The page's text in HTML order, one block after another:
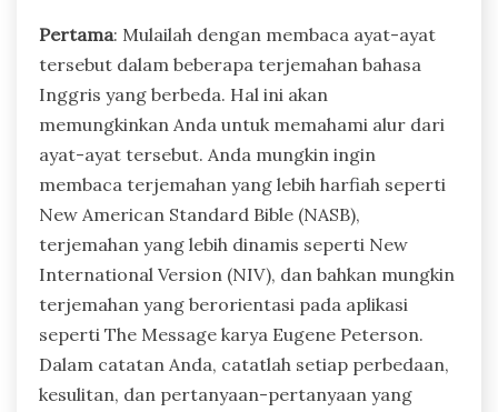
Pertama: Mulailah dengan membaca ayat-ayat
tersebut dalam beberapa terjemahan bahasa
Inggris yang berbeda. Hal ini akan
memungkinkan Anda untuk memahami alur dari
ayat-ayat tersebut. Anda mungkin ingin
membaca terjemahan yang lebih harfiah seperti
New American Standard Bible (NASB),
terjemahan yang lebih dinamis seperti New
International Version (NIV), dan bahkan mungkin
terjemahan yang berorientasi pada aplikasi
seperti The Message karya Eugene Peterson.
Dalam catatan Anda, catatlah setiap perbedaan,
kesulitan, dan pertanyaan-pertanyaan yang